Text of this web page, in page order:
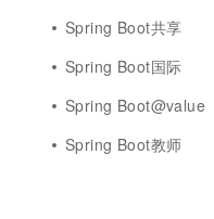
Spring Boot共享
Spring Boot国际
Spring Boot@value
Spring Boot教师